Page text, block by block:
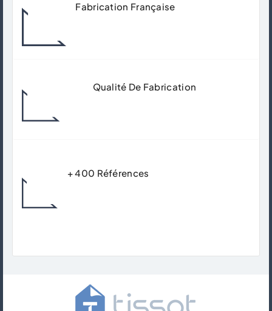
Fabrication Française
Qualité De Fabrication
+ 400 Références